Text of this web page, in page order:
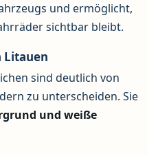
und ermöglicht,
sichtbar bleibt.
Litauen
sind deutlich von
zu unterscheiden. Sie
und weiße